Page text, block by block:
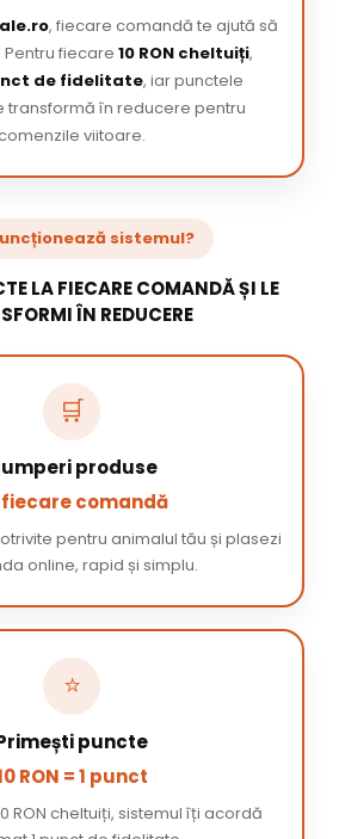
, fiecare comandă te ajută să
fiecare 10 RON cheltuiți,
de fidelitate, iar punctele
transformă în reducere pentru
viitoare.
sistemul?
LA FIECARE COMANDĂ ȘI LE
ÎN REDUCERE
🛒
produse
fiecare comandă
pentru animalul tău și plasezi
online, rapid și simplu.
⭐
puncte
RON = 1 punct
RON cheltuiți, sistemul îți acordă